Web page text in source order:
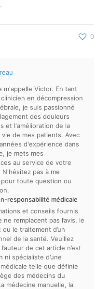
0
m'appelle Victor. En tant
en décompression
je suis passionné
des douleurs
et l'amélioration de la
de mes patients. Avec
d'expérience dans
je mets mes
au service de votre
pas à me
toute question ou
responsabilité médicale
et conseils fournis
ne remplacent pas l’avis, le
ou le traitement d’un
de la santé. Veuillez
de cet article n’est
ni spécialiste d’une
telle que définie
des médecins du
médecine manuelle, la